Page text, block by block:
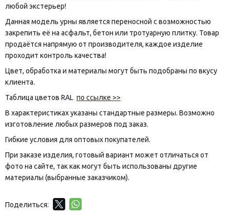
любой экстерьер!
Данная модель урны является переносной с возможностью
закрепить её на асфальт, бетон или тротуарную плитку. Товар
продаётся напрямую от производителя, каждое изделие
проходит контроль качества!
Цвет, обработка и материалы могут быть подобраны по вкусу
клиента.
Таблица цветов RAL по ссылке >>
В характеристиках указаны стандартные размеры. Возможно
изготовление любых размеров под заказ.
Гибкие условия для оптовых покупателей.
При заказе изделия, готовый вариант может отличаться от
фото на сайте, так как могут быть использованы другие
материалы (выбранные заказчиком).
Поделиться: